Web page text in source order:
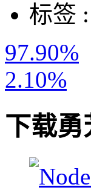
标签 :
97.90%
2.10%
下载勇